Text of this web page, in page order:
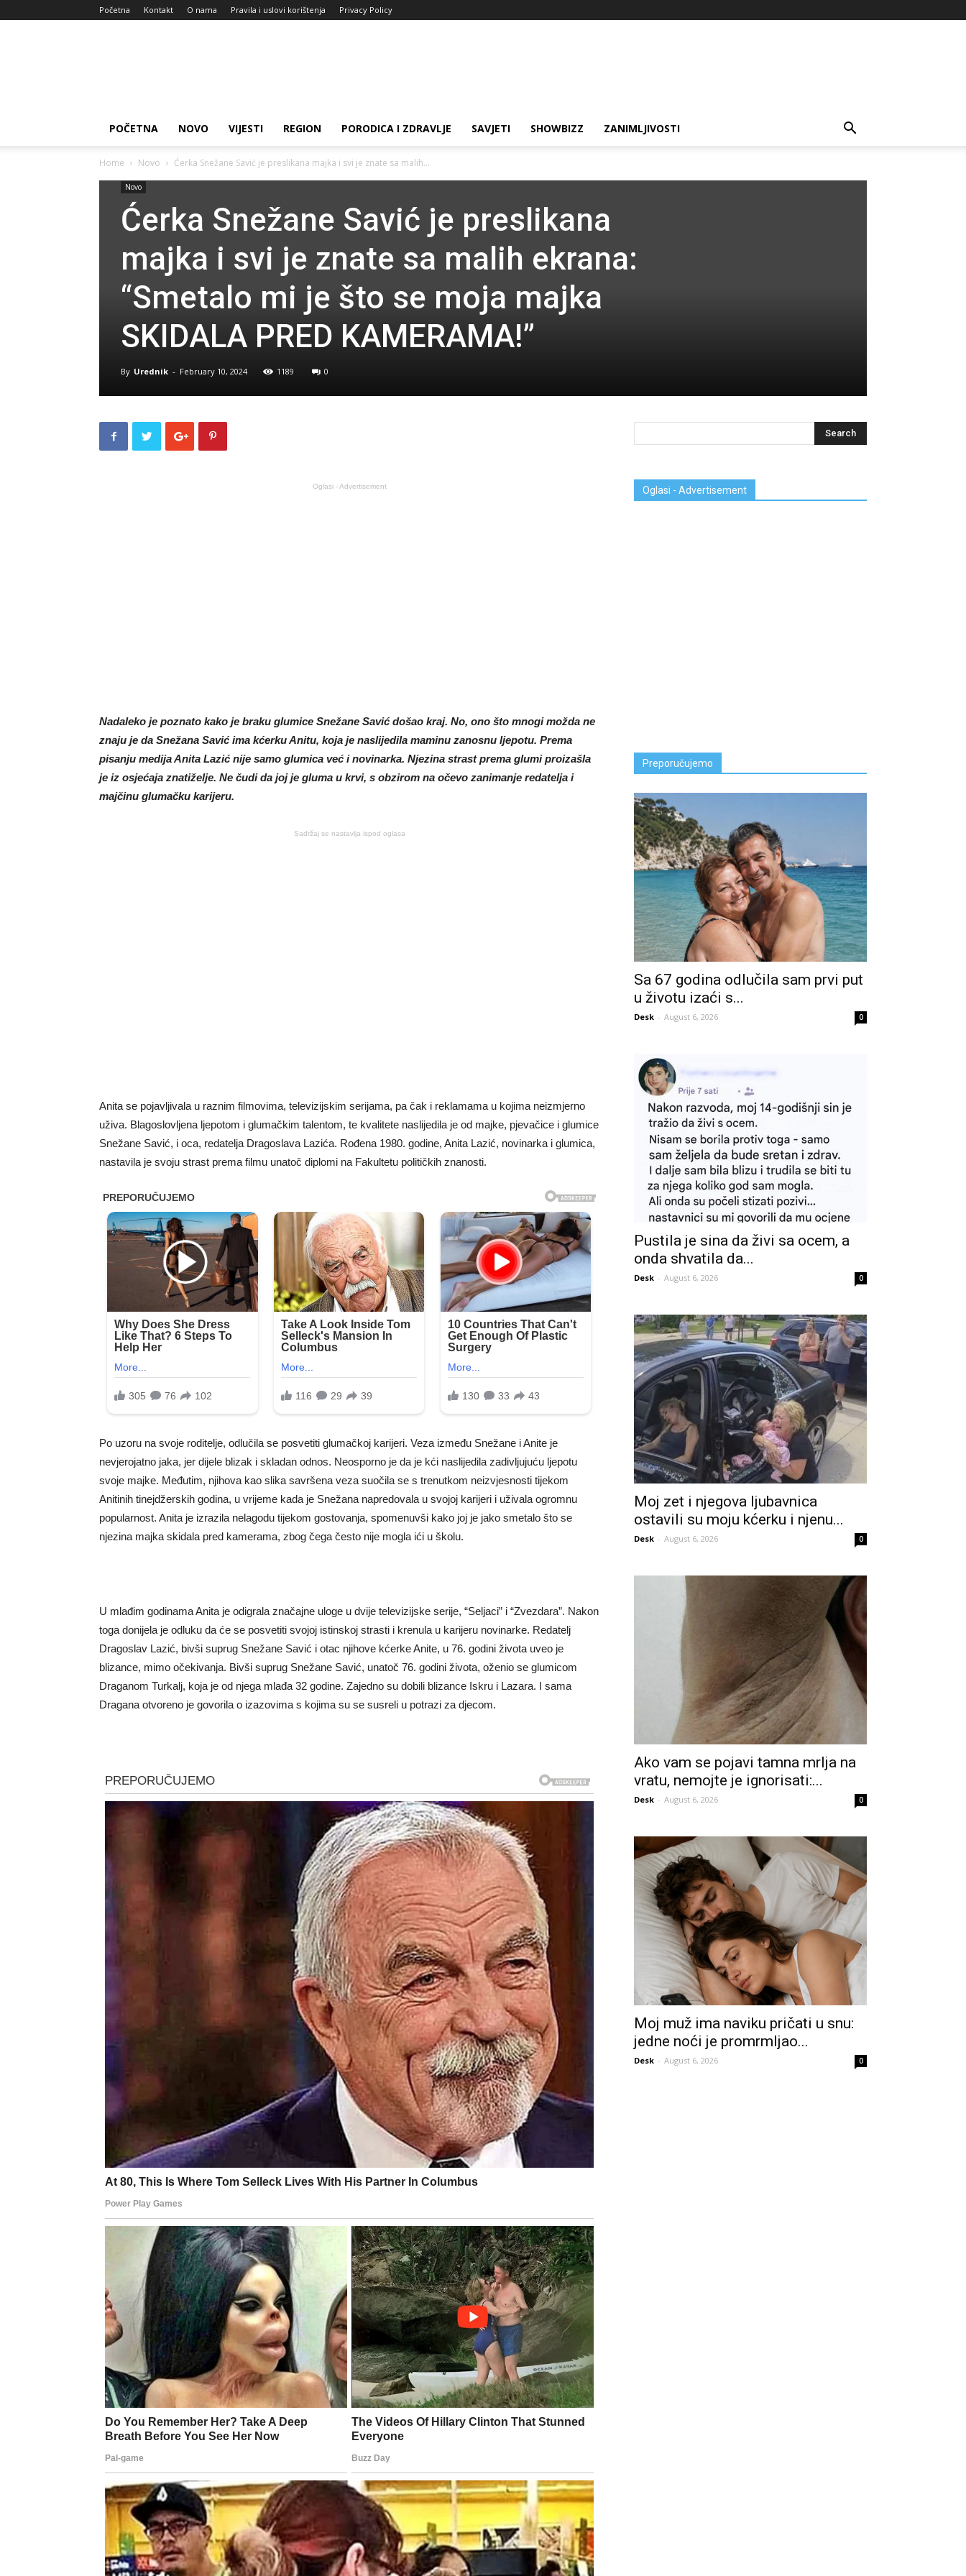
Početna Kontakt O nama Pravila i uslovi korištenja Privacy Policy
POČETNA NOVO VIJESTI REGION PORODICA I ZDRAVLJE SAVJETI SHOWBIZZ ZANIMLJIVOSTI
Home Novo Ćerka Snežane Savić je preslikana majka i svi je znate sa malih...
Novo
Ćerka Snežane Savić je preslikana
majka i svi je znate sa malih ekrana:
“Smetalo mi je što se moja majka
SKIDALA PRED KAMERAMA!”
By Urednik - February 10, 2024 1189 0
Oglasi - Advertisement
Nadaleko je poznato kako je braku glumice Snežane Savić došao kraj. No, ono što mnogi možda ne
znaju je da Snežana Savić ima kćerku Anitu, koja je naslijedila maminu zanosnu ljepotu. Prema
pisanju medija Anita Lazić nije samo glumica već i novinarka. Njezina strast prema glumi proizašla
je iz osjećaja znatiželje. Ne čudi da joj je gluma u krvi, s obzirom na očevo zanimanje redatelja i
majčinu glumačku karijeru.
Sadržaj se nastavlja ispod oglasa
Anita se pojavljivala u raznim filmovima, televizijskim serijama, pa čak i reklamama u kojima neizmjerno
uživa. Blagoslovljena ljepotom i glumačkim talentom, te kvalitete naslijedila je od majke, pjevačice i glumice
Snežane Savić, i oca, redatelja Dragoslava Lazića. Rođena 1980. godine, Anita Lazić, novinarka i glumica,
nastavila je svoju strast prema filmu unatoč diplomi na Fakultetu političkih znanosti.
Po uzoru na svoje roditelje, odlučila se posvetiti glumačkoj karijeri. Veza između Snežane i Anite je
nevjerojatno jaka, jer dijele blizak i skladan odnos. Neosporno je da je kći naslijedila zadivljujuću ljepotu
svoje majke. Međutim, njihova kao slika savršena veza suočila se s trenutkom neizvjesnosti tijekom
Anitinih tinejdžerskih godina, u vrijeme kada je Snežana napredovala u svojoj karijeri i uživala ogromnu
popularnost. Anita je izrazila nelagodu tijekom gostovanja, spomenuvši kako joj je jako smetalo što se
njezina majka skidala pred kamerama, zbog čega često nije mogla ići u školu.
U mlađim godinama Anita je odigrala značajne uloge u dvije televizijske serije, “Seljaci” i “Zvezdara”. Nakon
toga donijela je odluku da će se posvetiti svojoj istinskoj strasti i krenula u karijeru novinarke. Redatelj
Dragoslav Lazić, bivši suprug Snežane Savić i otac njihove kćerke Anite, u 76. godini života uveo je
blizance, mimo očekivanja. Bivši suprug Snežane Savić, unatoč 76. godini života, oženio se glumicom
Draganom Turkalj, koja je od njega mlađa 32 godine. Zajedno su dobili blizance Iskru i Lazara. I sama
Dragana otvoreno je govorila o izazovima s kojima su se susreli u potrazi za djecom.
Oglasi - Advertisement
Preporučujemo
Sa 67 godina odlučila sam prvi put
u životu izaći s...
Desk - August 6, 2026 0
Pustila je sina da živi sa ocem, a
onda shvatila da...
Desk - August 6, 2026 0
Moj zet i njegova ljubavnica
ostavili su moju kćerku i njenu...
Desk - August 6, 2026 0
Ako vam se pojavi tamna mrlja na
vratu, nemojte je ignorisati:...
Desk - August 6, 2026 0
Moj muž ima naviku pričati u snu:
jedne noći je promrmljao...
Desk - August 6, 2026 0